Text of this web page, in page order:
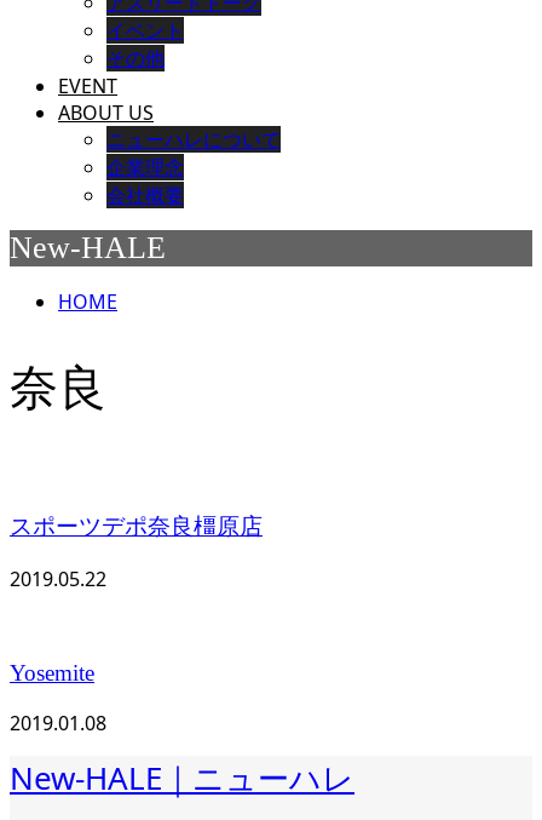
イベント
その他
EVENT
ABOUT US
ニューハレについて
企業理念
会社概要
New-HALE
HOME
奈良
スポーツデポ奈良橿原店
2019.05.22
Yosemite
2019.01.08
New-HALE｜ニューハレ